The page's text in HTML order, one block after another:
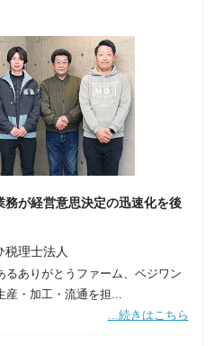
が経営意思決定の迅速化を後
税理士法人
るありがとうファーム、ベジワン
産・加工・流通を担...
...続きはこちら